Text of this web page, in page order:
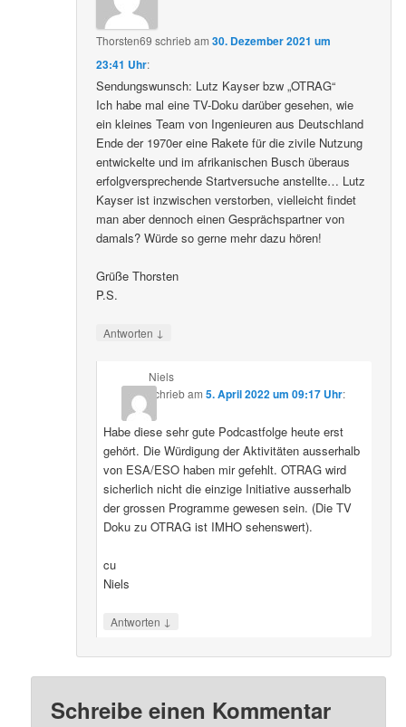
Thorsten69 schriebam30. Dezember 2021 um
23:41 Uhr:
Sendungswunsch: Lutz Kayser bzw „OTRAG“
Ich habe mal eine TV-Doku darüber gesehen, wie
ein kleines Team von Ingenieuren aus Deutschland
Ende der 1970er eine Rakete für die zivile Nutzung
entwickelte und im afrikanischen Busch überaus
erfolgversprechende Startversuche anstellte… Lutz
Kayser ist inzwischen verstorben, vielleicht findet
man aber dennoch einen Gesprächspartner von
damals? Würde so gerne mehr dazu hören!
Grüße Thorsten
P.S.
Antworten ↓
Niels
schriebam 5. April 2022 um 09:17 Uhr:
Habe diese sehr gute Podcastfolge heute erst
gehört. Die Würdigung der Aktivitäten ausserhalb
von ESA/ESO haben mir gefehlt. OTRAG wird
sicherlich nicht die einzige Initiative ausserhalb
der grossen Programme gewesen sein. (Die TV
Doku zu OTRAG ist IMHO sehenswert).
cu
Niels
Antworten ↓
Schreibe einen Kommentar